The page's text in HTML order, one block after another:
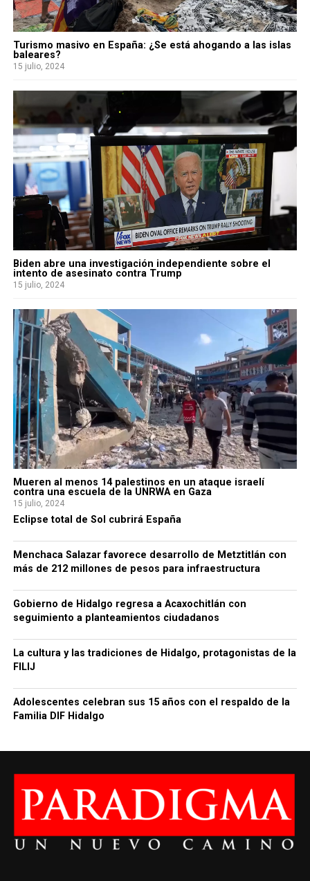
Turismo masivo en España: ¿Se está ahogando a las islas
baleares?
15 julio, 2024
Biden abre una investigación independiente sobre el
intento de asesinato contra Trump
15 julio, 2024
Mueren al menos 14 palestinos en un ataque israelí
contra una escuela de la UNRWA en Gaza
15 julio, 2024
Eclipse total de Sol cubrirá España
Menchaca Salazar favorece desarrollo de Metztitlán con
más de 212 millones de pesos para infraestructura
Gobierno de Hidalgo regresa a Acaxochitlán con
seguimiento a planteamientos ciudadanos
La cultura y las tradiciones de Hidalgo, protagonistas de la
FILIJ
Adolescentes celebran sus 15 años con el respaldo de la
Familia DIF Hidalgo